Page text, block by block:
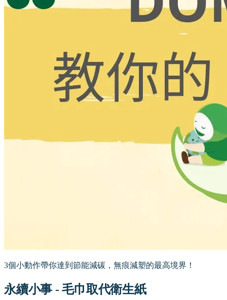
3個小動作帶你達到節能減碳，無痕減塑的最高境界！
永續小事 - 毛巾取代衛生紙